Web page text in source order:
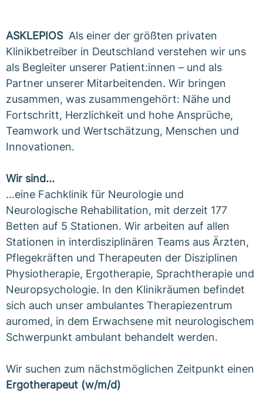
ASKLEPIOS Als einer der größten privaten
Klinikbetreiber in Deutschland verstehen wir uns
als Begleiter unserer Patient:innen – und als
Partner unserer Mitarbeitenden. Wir bringen
zusammen, was zusammengehört: Nähe und
Fortschritt, Herzlichkeit und hohe Ansprüche,
Teamwork und Wertschätzung, Menschen und
Innovationen.
Wir sind...
...eine Fachklinik für Neurologie und
Neurologische Rehabilitation, mit derzeit 177
Betten auf 5 Stationen. Wir arbeiten auf allen
Stationen in interdisziplinären Teams aus Ärzten,
Pflegekräften und Therapeuten der Disziplinen
Physiotherapie, Ergotherapie, Sprachtherapie und
Neuropsychologie. In den Klinikräumen befindet
sich auch unser ambulantes Therapiezentrum
auromed, in dem Erwachsene mit neurologischem
Schwerpunkt ambulant behandelt werden.
Wir suchen zum nächstmöglichen Zeitpunkt einen
Ergotherapeut (w/m/d)